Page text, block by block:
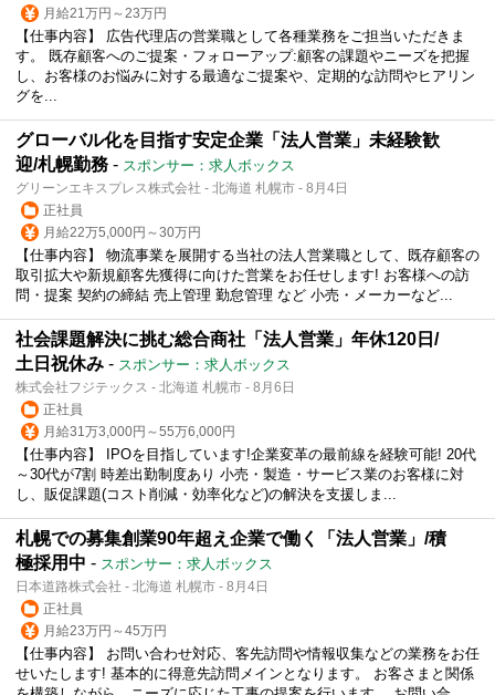
月給21万円～23万円
【仕事内容】 広告代理店の営業職として各種業務をご担当いただきま
す。 既存顧客へのご提案・フォローアップ:顧客の課題やニーズを把握
し、お客様のお悩みに対する最適なご提案や、定期的な訪問やヒアリン
グを...
グローバル化を目指す安定企業「法人営業」未経験歓
迎/札幌勤務 - スポンサー：求人ボックス
グリーンエキスプレス株式会社 - 北海道 札幌市 - 8月4日
正社員
月給22万5,000円～30万円
【仕事内容】 物流事業を展開する当社の法人営業職として、既存顧客の
取引拡大や新規顧客先獲得に向けた営業をお任せします! お客様への訪
問・提案 契約の締結 売上管理 勤怠管理 など 小売・メーカーなど...
社会課題解決に挑む総合商社「法人営業」年休120日/
土日祝休み - スポンサー：求人ボックス
株式会社フジテックス - 北海道 札幌市 - 8月6日
正社員
月給31万3,000円～55万6,000円
【仕事内容】 IPOを目指しています!企業変革の最前線を経験可能! 20代
～30代が7割 時差出勤制度あり 小売・製造・サービス業のお客様に対
し、販促課題(コスト削減・効率化など)の解決を支援しま...
札幌での募集創業90年超え企業で働く「法人営業」/積
極採用中 - スポンサー：求人ボックス
日本道路株式会社 - 北海道 札幌市 - 8月4日
正社員
月給23万円～45万円
【仕事内容】 お問い合わせ対応、客先訪問や情報収集などの業務をお任
せいたします! 基本的に得意先訪問メインとなります。 お客さまと関係